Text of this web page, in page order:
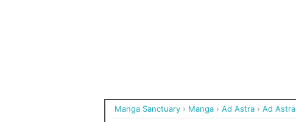
Manga Sanctuary › Manga › Ad Astra › Ad